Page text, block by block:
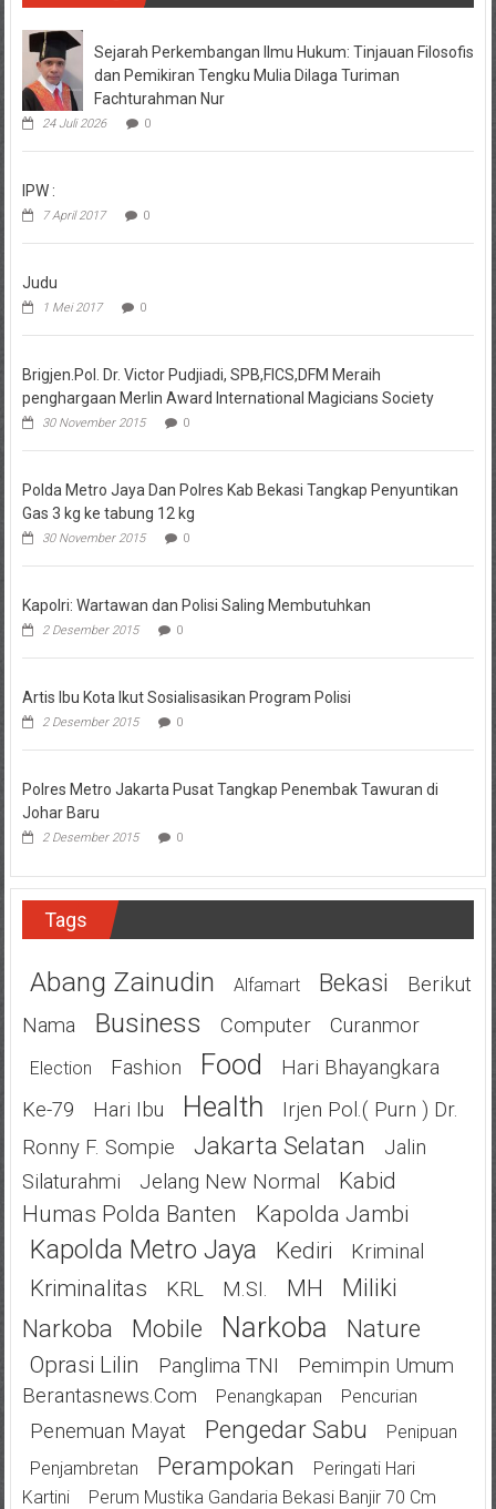
Sejarah Perkembangan Ilmu Hukum: Tinjauan Filosofis
dan Pemikiran Tengku Mulia Dilaga Turiman
Fachturahman Nur
24 Juli 2026 0
IPW :
7 April 2017 0
Judu
1 Mei 2017 0
Brigjen.Pol. Dr. Victor Pudjiadi, SPB,FICS,DFM Meraih
penghargaan Merlin Award International Magicians Society
30 November 2015 0
Polda Metro Jaya Dan Polres Kab Bekasi Tangkap Penyuntikan
Gas 3 kg ke tabung 12 kg
30 November 2015 0
Kapolri: Wartawan dan Polisi Saling Membutuhkan
2 Desember 2015 0
Artis Ibu Kota Ikut Sosialisasikan Program Polisi
2 Desember 2015 0
Polres Metro Jakarta Pusat Tangkap Penembak Tawuran di
Johar Baru
2 Desember 2015 0
Tags
Abang Zainudin Alfamart Bekasi
Berikut
Nama
Business Computer Curanmor
Election Fashion Food
Hari Bhayangkara
Ke-79
Hari Ibu Health
Irjen Pol.( Purn ) Dr.
Ronny F. Sompie
Jakarta Selatan
Jalin
Silaturahmi
Jelang New Normal
Kabid
Humas Polda Banten
Kapolda Jambi
Kapolda Metro Jaya Kediri Kriminal
Kriminalitas KRL M.SI. MH
Miliki
Narkoba
Mobile Narkoba Nature
Oprasi Lilin Panglima TNI
Pemimpin Umum
Berantasnews.com
Penangkapan Pencurian
Penemuan Mayat Pengedar Sabu
Penipuan
Penjambretan
Perampokan
Peringati Hari
Kartini
Perum Mustika Gandaria Bekasi Banjir 70 Cm